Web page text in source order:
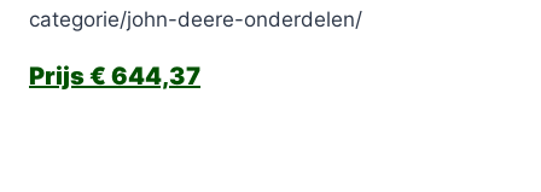
categorie/john-deere-onderdelen/
€ 644,37